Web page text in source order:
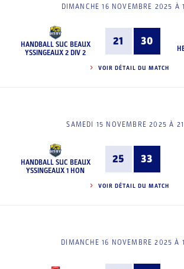
DIMANCHE 16 NOVEMBRE 2025 À
HANDBALL SUC BEAUX
YSSINGEAUX 2 DIV 2
21 30
VOIR DÉTAIL DU MATCH
SAMEDI 15 NOVEMBRE 2025 À
HANDBALL SUC BEAUX
YSSINGEAUX 1 HON
25 33
VOIR DÉTAIL DU MATCH
DIMANCHE 16 NOVEMBRE 2025 À